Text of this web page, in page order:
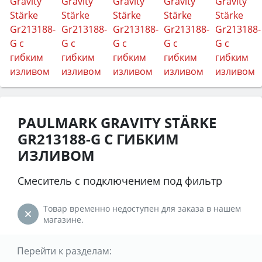
PAULMARK GRAVITY STÄRKE
GR213188-G С ГИБКИМ
ИЗЛИВОМ
Смеситель с подключением под фильтр
Товар временно недоступен для заказа в нашем
магазине.
Перейти к разделам: